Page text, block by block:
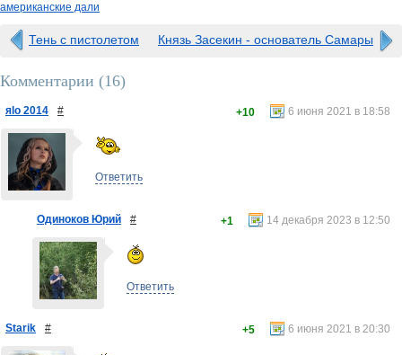
американские дали
Тень с пистолетом Князь Засекин - основатель Самары
Комментарии (16)
яlo 2014 # 6 июня 2021 в 18:58
+10
Ответить
Одиноков Юрий # 14 декабря 2023 в 12:50
+1
Ответить
Starik # 6 июня 2021 в 20:30
+5